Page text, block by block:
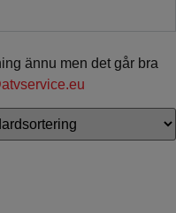
ännu men det går bra